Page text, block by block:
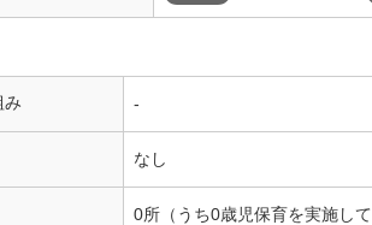
み -
なし
0所（うち0歳児保育を実施して